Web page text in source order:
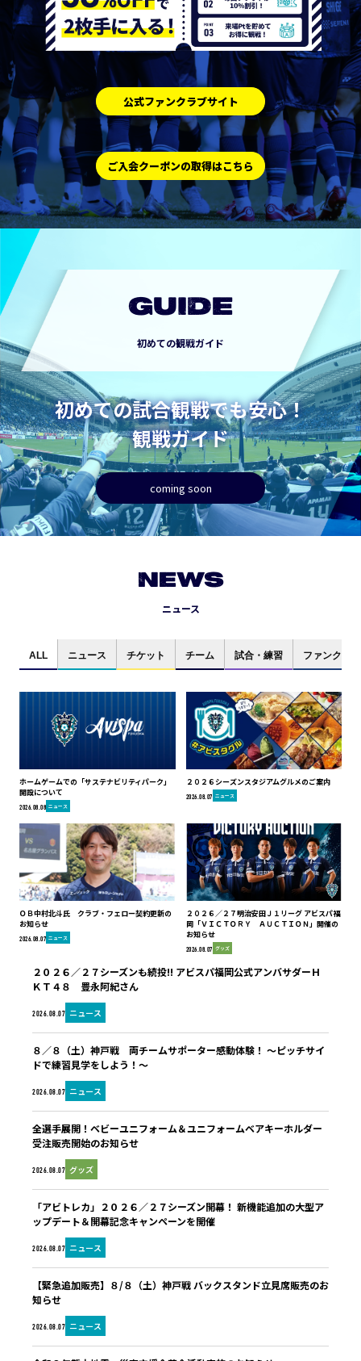
公式ファンクラブサイト
ご入会クーポンの取得はこちら
GUIDE
初めての観戦ガイド
初めての試合観戦でも安心！
観戦ガイド
coming soon
NEWS
ニュース
ALL ニュース チケット チーム 試合・練習 ファンクラブ
ホームゲームでの「サステナビリティパーク」
開設について
2026.08.08 ニュース
２０２６シーズンスタジアムグルメのご案内
2026.08.07 ニュース
ＯＢ中村北斗氏 クラブ・フェロー契約更新の
お知らせ
2026.08.07 ニュース
２０２６／２７明治安田Ｊ１リーグ アビスパ福
岡「ＶＩＣＴＯＲＹ ＡＵＣＴＩＯＮ」開催の
お知らせ
2026.08.07 グッズ
2026.08.07 ニュース
２０２６／２７シーズンも続投!! アビスパ福岡公式アンバサダーＨ
ＫＴ４８ 豊永阿紀さん
2026.08.07 ニュース
８／８（土）神戸戦 両チームサポーター感動体験！ ～ピッチサイ
ドで練習見学をしよう！～
2026.08.07 グッズ
全選手展開！ベビーユニフォーム＆ユニフォームベアキーホルダー
受注販売開始のお知らせ
2026.08.07 ニュース
「アビトレカ」２０２６／２７シーズン開幕！ 新機能追加の大型ア
ップデート＆開幕記念キャンペーンを開催
2026.08.07 ニュース
【緊急追加販売】８/８（土）神戸戦 バックスタンド立見席販売のお
知らせ